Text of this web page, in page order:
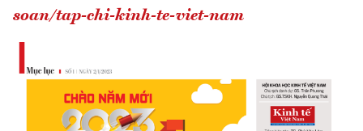
soan/tap-chi-kinh-te-viet-nam